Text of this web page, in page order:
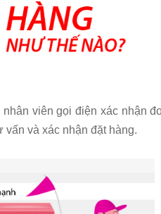
viên gọi điện xác nhận
vấn và xác nhận đặt hàng.